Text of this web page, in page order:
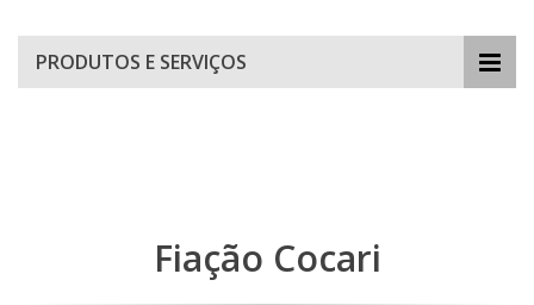
PRODUTOS E SERVIÇOS
Fiação Cocari